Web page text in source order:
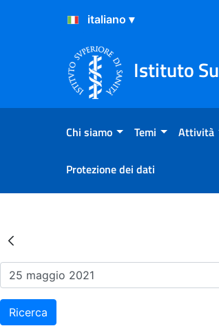
Salta al Contenuto
Salta al Footer
Istituto
Chi siamo Temi Attività
Protezione dei dati
Risultati della
Ricerca